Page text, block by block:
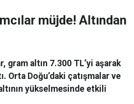
müjde! Altından
gram altın 7.300 TL’yi aşarak
Orta Doğu’daki çatışmalar ve
yükselmesinde etkili